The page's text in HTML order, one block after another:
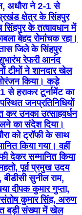
अधौरा ने 2-1 से
क्षेत्र के सिंहपुर
के तत्वावधान में
बेहद रोमांचक रहा।
जिले के सिंहपुर
रेफरी आनंद
ने शानदार खेल
किया। कड़े
से हराकर टूर्नामेंट का
जनप्रतिनिधियों
कर उनका उत्साहवर्धन
का संदेश दिया।
को ट्रॉफी के साथ
किया गया। वहीं
देकर सम्मानित किया
पूर्व प्रमुख उदय
सुनील राम,
दीपक कुमार गुप्ता,
संतोष कुमार सिंह, अरुण
बड़ी संख्या में खेल